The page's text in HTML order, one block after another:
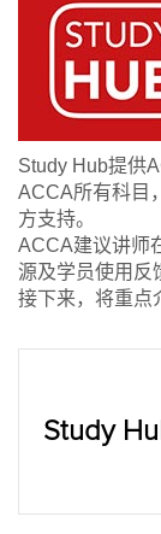
Study Hub提供
ACCA所有科目
方支持。
ACCA建议讲师
源及学员使用反
接下来，将重点
Study